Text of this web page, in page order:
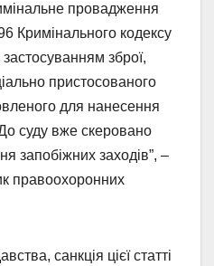
провадження
Кримінального кодексу
застосуванням зброї,
пристосованого
для нанесення
суду вже скеровано
запобіжних заходів”, –
правоохоронних
санкція цієї статті